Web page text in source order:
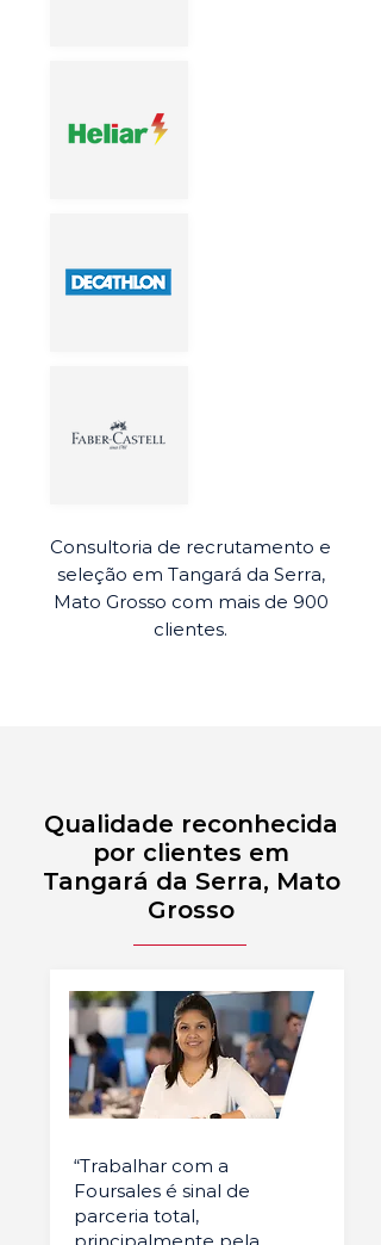
Consultoria de recrutamento e
seleção em Tangará da Serra,
Mato Grosso com mais de 900
clientes.
Qualidade reconhecida
por clientes em
Tangará da Serra, Mato
Grosso
“Trabalhar com a
Foursales é sinal de
parceria total,